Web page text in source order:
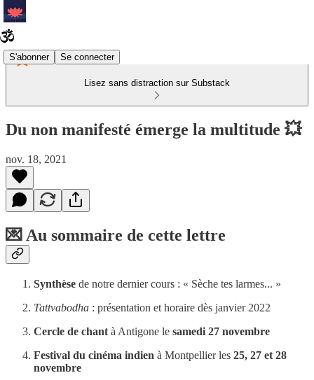
S'abonner Se connecter
Lisez sans distraction sur Substack
Du non manifesté émerge la multitude 💥
nov. 18, 2021
💌 Au sommaire de cette lettre
Synthèse de notre dernier cours : « Sèche tes larmes... »
Tattvabodha : présentation et horaire dès janvier 2022
Cercle de chant à Antigone le samedi 27 novembre
Festival du cinéma indien à Montpellier les 25, 27 et 28
novembre